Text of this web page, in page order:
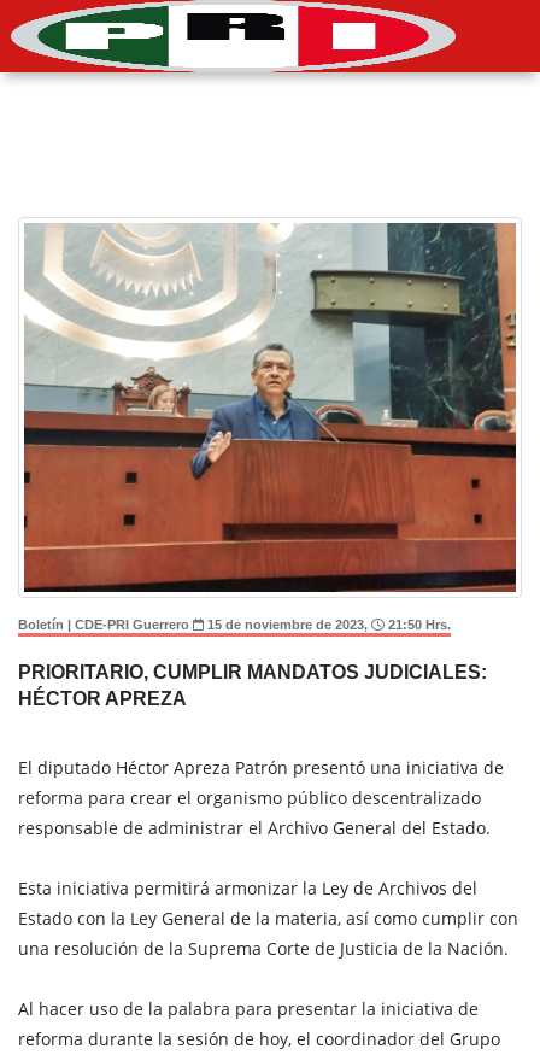
Boletín | CDE-PRI Guerrero 15 de noviembre de 2023, 21:50 Hrs.
PRIORITARIO, CUMPLIR MANDATOS JUDICIALES:
HÉCTOR APREZA
El diputado Héctor Apreza Patrón presentó una iniciativa de
reforma para crear el organismo público descentralizado
responsable de administrar el Archivo General del Estado.
Esta iniciativa permitirá armonizar la Ley de Archivos del
Estado con la Ley General de la materia, así como cumplir con
una resolución de la Suprema Corte de Justicia de la Nación.
Al hacer uso de la palabra para presentar la iniciativa de
reforma durante la sesión de hoy, el coordinador del Grupo